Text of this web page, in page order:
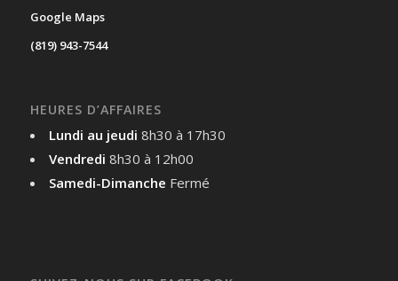
Google Maps
(819) 943-7544
HEURES D’AFFAIRES
Lundi au jeudi 8h30 à 17h30
Vendredi 8h30 à 12h00
Samedi-Dimanche Fermé